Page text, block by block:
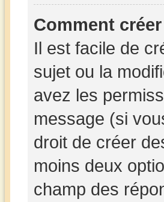
Comment
Il est facile de
sujet ou la
avez les
message (si
droit de créer
moins deux
champ des